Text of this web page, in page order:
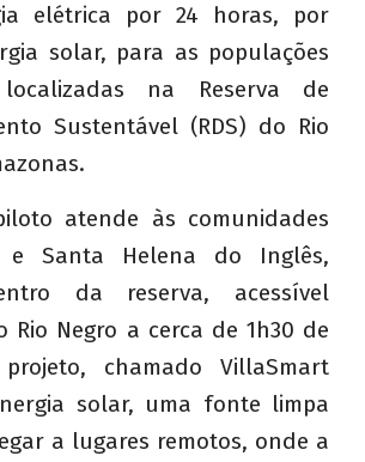
elétrica por 24 horas, por
solar, para as populações
localizadas na Reserva de
Sustentável (RDS) do Rio
atende às comunidades
e Santa Helena do Inglês,
da reserva, acessível
Rio Negro a cerca de 1h30 de
chamado VillaSmart
solar, uma fonte limpa
a lugares remotos, onde a